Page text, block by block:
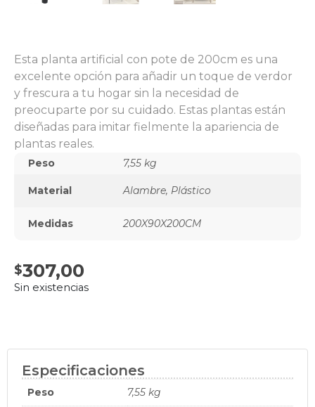
Esta planta artificial con pote de 200cm es una
excelente opción para añadir un toque de verdor
y frescura a tu hogar sin la necesidad de
preocuparte por su cuidado. Estas plantas están
diseñadas para imitar fielmente la apariencia de
plantas reales.
Peso 7,55 kg
Material Alambre, Plástico
Medidas 200X90X200CM
307,00
Sin existencias
Especificaciones
Peso 7,55 kg